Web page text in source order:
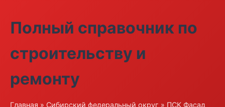
Полный справочник по
строительству и
ремонту
Главная » Сибирский федеральный округ » ПСК Фасад